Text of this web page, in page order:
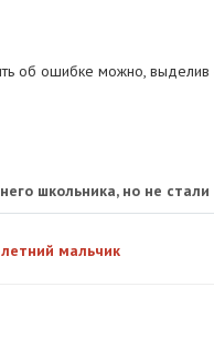
об ошибке можно, выделив
школьника, но не
мальчик